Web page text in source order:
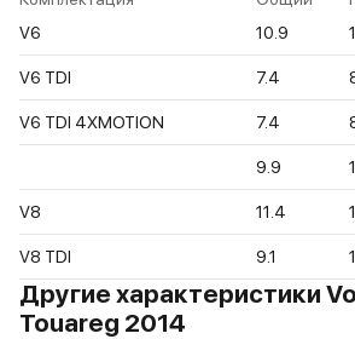
V6
10.9
V6 TDI 7.4
V6 TDI 4XMOTION 7.4
9.9
V8 11.4
V8 TDI 9.1
Другие характеристики
Touareg 2014